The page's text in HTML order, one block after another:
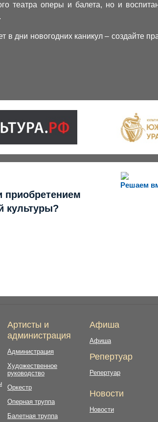
театра оперы и балета, но и
дни новогодних каникул – создайте
Решаем
приобретением
культуры?
Артисты и
администрация
Администрация
Художественное
руководство
Оркестр
Оперная труппа
Балетная труппа
Афиша
Афиша
Репертуар
Репертуар
Новости
Новости